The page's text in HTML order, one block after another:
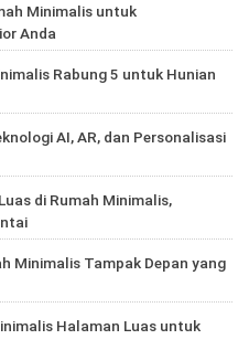
Minimalis untuk
Anda
Rabung 5 untuk Hunian
AI, AR, dan Personalisasi
di Rumah Minimalis,
Minimalis Tampak Depan yang
Halaman Luas untuk